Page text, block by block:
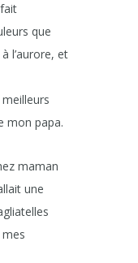
que
l’aurore, et
mon papa.
maman
une